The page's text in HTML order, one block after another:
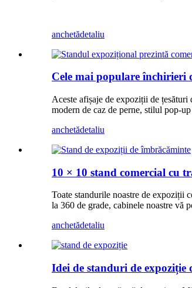
anchetădetaliu
Cele mai populare închirieri
Aceste afișaje de expoziții de
modern de caz de perne, stilul pop-
anchetădetaliu
10 × 10 stand comercial cu
Toate standurile noastre de expoziții
la 360 de grade, cabinele noastre vă
anchetădetaliu
Idei de standuri de expoziție